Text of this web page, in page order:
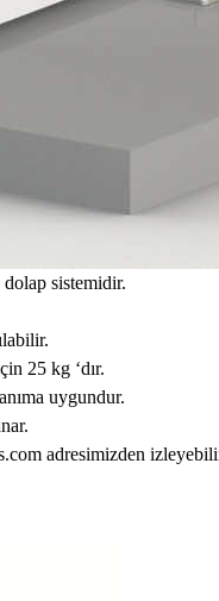
dolap sistemidir.
25 kg ‘dır.
uygundur.
adresimizden